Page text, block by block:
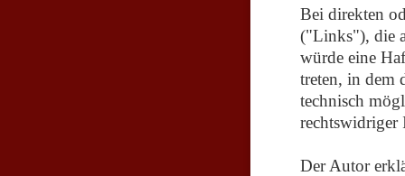
Bei direkten
("Links"), die
würde eine
treten, in dem
technisch
rechtswidriger
Der Autor